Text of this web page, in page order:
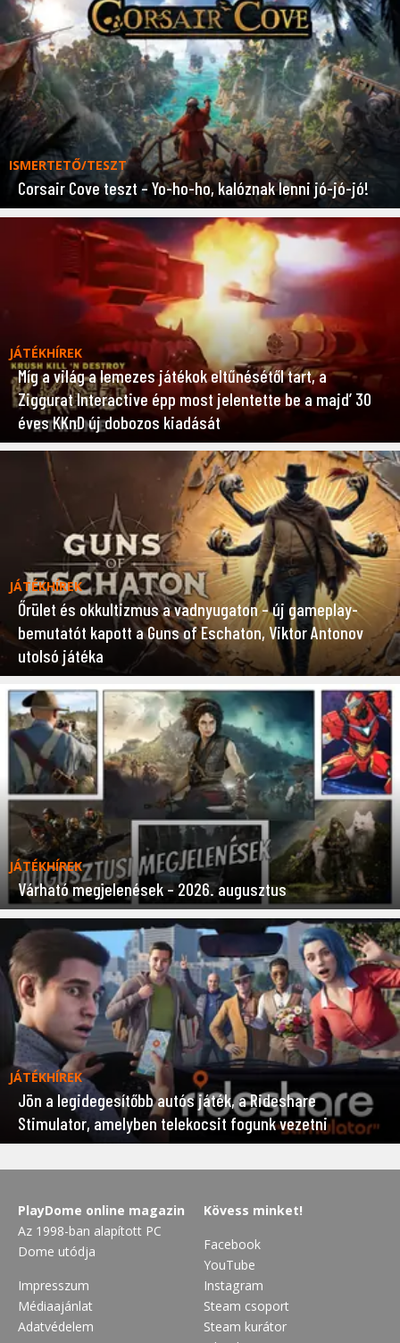
ISMERTETŐ/TESZT
Corsair Cove teszt – Yo-ho-ho, kalóznak lenni jó-jó-jó!
JÁTÉKHÍREK
Míg a világ a lemezes játékok eltűnésétől tart, a
Ziggurat Interactive épp most jelentette be a majd’ 30
éves KKnD új dobozos kiadását
JÁTÉKHÍREK
Őrület és okkultizmus a vadnyugaton – új gameplay-
bemutatót kapott a Guns of Eschaton, Viktor Antonov
utolsó játéka
JÁTÉKHÍREK
Várható megjelenések – 2026. augusztus
JÁTÉKHÍREK
Jön a legidegesítőbb autós játék, a Rideshare
Stimulator, amelyben telekocsit fogunk vezetni
PlayDome online magazin
Az 1998-ban alapított PC
Dome utódja
Impresszum
Médiaajánlat
Adatvédelem
Kövess minket!
Facebook
YouTube
Instagram
Steam csoport
Steam kurátor